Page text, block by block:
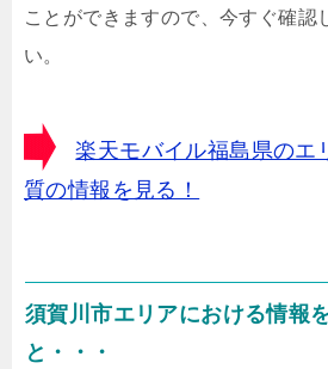
ことができますので、今すぐ確認
い。
楽天モバイル福島県のエ
質の情報を見る！
須賀川市エリアにおける情報
と・・・